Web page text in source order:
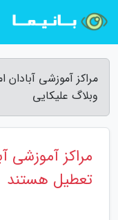
وبلاگ علیکایی
تعطیل هستند